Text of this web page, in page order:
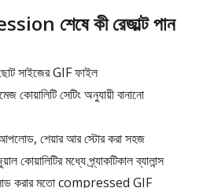
শেষে কী রেজাল্ট পান
সাইজের GIF ফাইল
কোয়ালিটি সেটিং অনুযায়ী বানানো
শেয়ার আর স্টোর করা সহজ
কোয়ালিটির মধ্যে প্র্যাকটিকাল ব্যালান্স
করার মতো compressed GIF